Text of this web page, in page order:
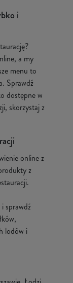
i
a my
menu to
Sprawdź
dostępne w
skorzystaj z
online z
z
sprawdź
lodów i